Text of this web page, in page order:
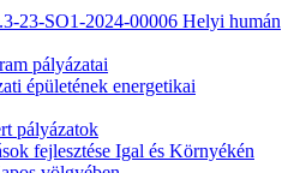
23-SO1-2024-00006 Helyi humán
pályázatai
épületének energetikai
pályázatok
fejlesztése Igal és Környékén